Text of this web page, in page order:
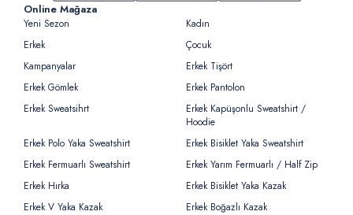
Online Mağaza
Yeni Sezon
Kadın
Erkek
Çocuk
Kampanyalar
Erkek Tişört
Erkek Gömlek
Erkek Pantolon
Erkek Sweatsihrt
Erkek Kapüşonlu Sweatshirt /
Hoodie
Erkek Polo Yaka Sweatshirt
Erkek Bisiklet Yaka Sweatshirt
Erkek Fermuarlı Sweatshirt
Erkek Yarım Fermuarlı / Half Zip
Erkek Hırka
Erkek Bisiklet Yaka Kazak
Erkek V Yaka Kazak
Erkek Boğazlı Kazak